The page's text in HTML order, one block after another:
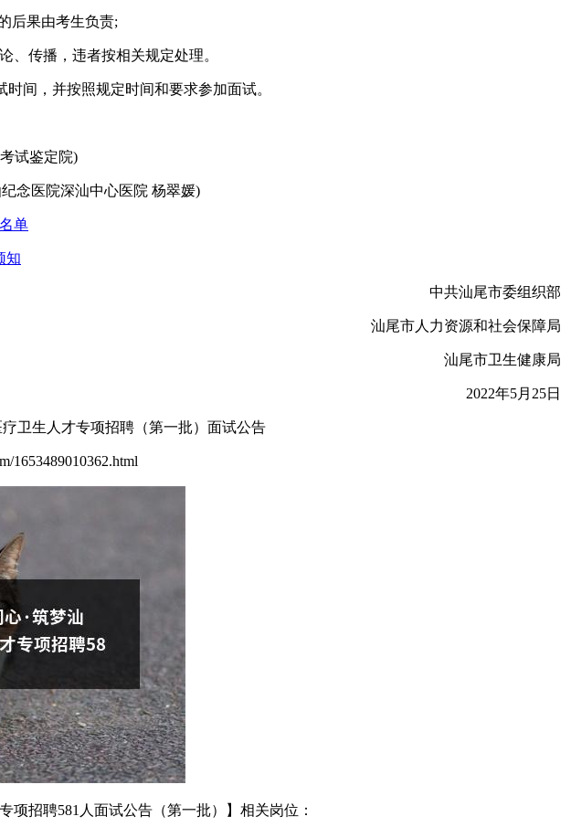
后果由考生负责;
、传播，违者按相关规定处理。
间，并按照规定时间和要求参加面试。
试鉴定院)
纪念医院深汕中心医院 杨翠媛)
单
知
中共汕尾市委组织部
汕尾市人力资源和社会保障局
汕尾市卫生健康局
2022年5月25日
卫生人才专项招聘（第一批）面试公告
1653489010362.html
项招聘581人面试公告（第一批）】相关岗位：